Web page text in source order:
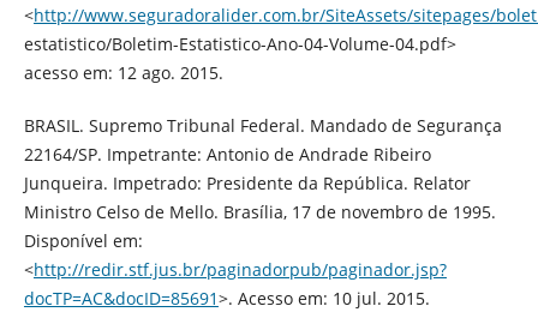
<http://www.seguradoralider.com.br/SiteAssets/sitepages/
estatistico/Boletim-Estatistico-Ano-04-Volume-04.pdf>
acesso em: 12 ago. 2015.
BRASIL. Supremo Tribunal Federal. Mandado de Segurança
22164/SP. Impetrante: Antonio de Andrade Ribeiro
Junqueira. Impetrado: Presidente da República. Relator
Ministro Celso de Mello. Brasília, 17 de novembro de 1995.
Disponível em:
<http://redir.stf.jus.br/paginadorpub/paginador.jsp?
docTP=AC&docID=85691>. Acesso em: 10 jul. 2015.